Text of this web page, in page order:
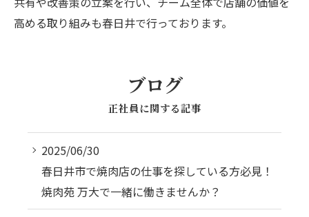
高める取り組みも春日井で行っております。
ブログ
正社員に関する記事
2025/06/30
春日井市で焼肉店の仕事を探している方必見！
焼肉苑 万大で一緒に働きませんか？